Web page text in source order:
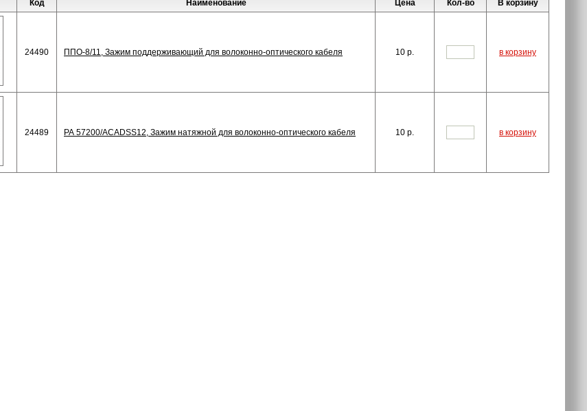
Код Наименование Цена Кол-во В корзину
24490 ППО-8/11, Зажим поддерживающий для волоконно-оптического кабеля 10 p. в корзину
24489 РА 57200/АСАDSS12, Зажим натяжной для волоконно-оптического кабеля 10 p. в корзину